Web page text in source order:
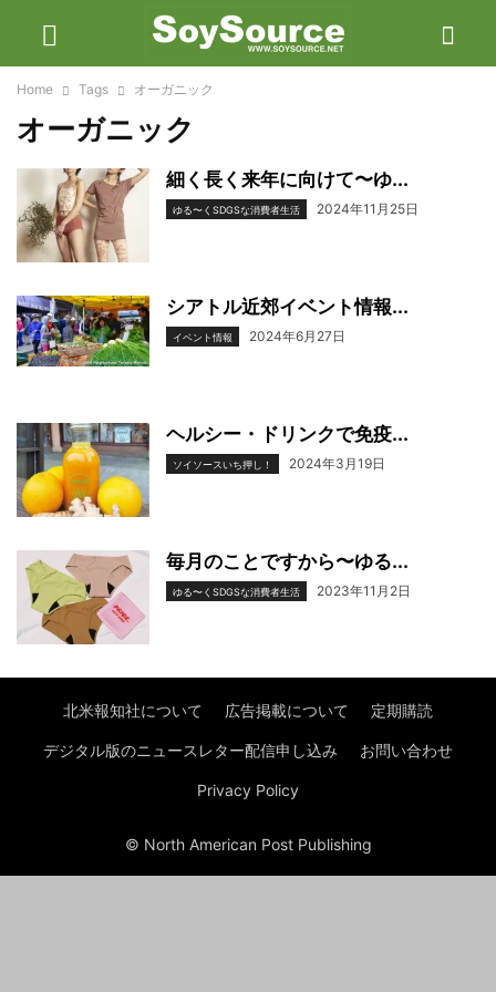
Home Tags オーガニック
オーガニック
細く長く来年に向けて〜ゆ...
ゆる〜くSDGSな消費者生活 2024年11月25日
シアトル近郊イベント情報...
イベント情報 2024年6月27日
ヘルシー・ドリンクで免疫...
ソイソースいち押し！ 2024年3月19日
毎月のことですから〜ゆる...
ゆる〜くSDGSな消費者生活 2023年11月2日
北米報知社について 広告掲載について 定期購読
デジタル版のニュースレター配信申し込み お問い合わせ
Privacy Policy
© North American Post Publishing